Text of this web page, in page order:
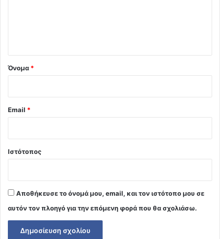
Όνομα *
Email *
Ιστότοπος
Αποθήκευσε το όνομά μου, email, και τον ιστότοπο μου σε
αυτόν τον πλοηγό για την επόμενη φορά που θα σχολιάσω.